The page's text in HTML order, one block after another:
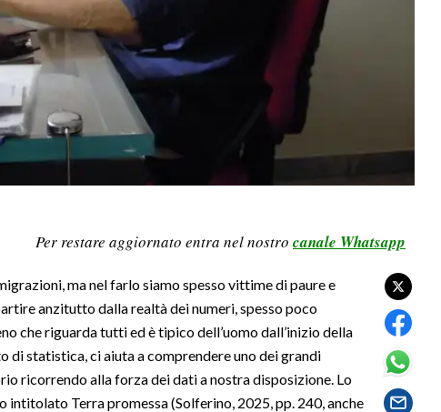
Per restare aggiornato entra nel nostro canale Whatsapp
ma nel farlo siamo spesso vittime di paure e
anzitutto dalla realtà dei numeri, spesso poco
che riguarda tutti ed è tipico dell’uomo dall’inizio della
di statistica, ci aiuta a comprendere uno dei grandi
ricorrendo alla forza dei dati a nostra disposizione. Lo
intitolato Terra promessa (Solferino, 2025, pp. 240, anche